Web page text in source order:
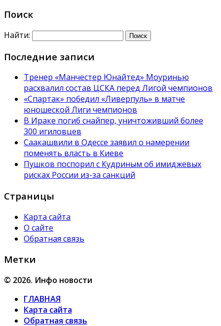
Поиск
Найти:
Последние записи
Тренер «Манчестер Юнайтед» Моуринью
расхвалил состав ЦСКА перед Лигой чемпионов
«Спартак» победил «Ливерпуль» в матче
юношеской Лиги чемпионов
В Ираке погиб снайпер, уничтоживший более
300 игиловцев
Саакашвили в Одессе заявил о намерении
поменять власть в Киеве
Пушков поспорил с Кудриным об имиджевых
рисках России из-за санкций
Страницы
Карта сайта
О сайте
Обратная связь
Метки
© 2026. Инфо новости
ГЛАВНАЯ
Карта сайта
Обратная связь